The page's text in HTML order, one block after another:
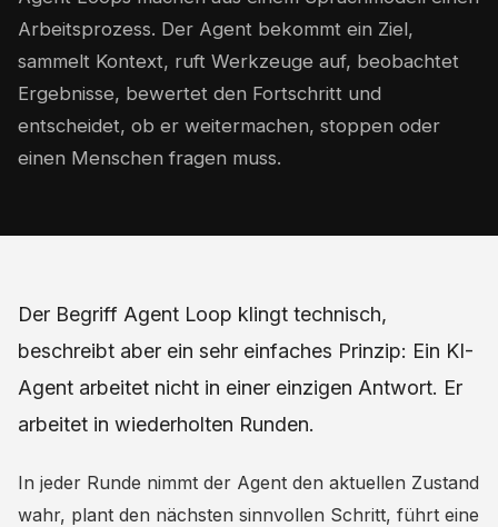
Arbeitsprozess. Der Agent bekommt ein Ziel,
sammelt Kontext, ruft Werkzeuge auf, beobachtet
Ergebnisse, bewertet den Fortschritt und
entscheidet, ob er weitermachen, stoppen oder
einen Menschen fragen muss.
Der Begriff Agent Loop klingt technisch,
beschreibt aber ein sehr einfaches Prinzip: Ein KI-
Agent arbeitet nicht in einer einzigen Antwort. Er
arbeitet in wiederholten Runden.
In jeder Runde nimmt der Agent den aktuellen Zustand
wahr, plant den nächsten sinnvollen Schritt, führt eine